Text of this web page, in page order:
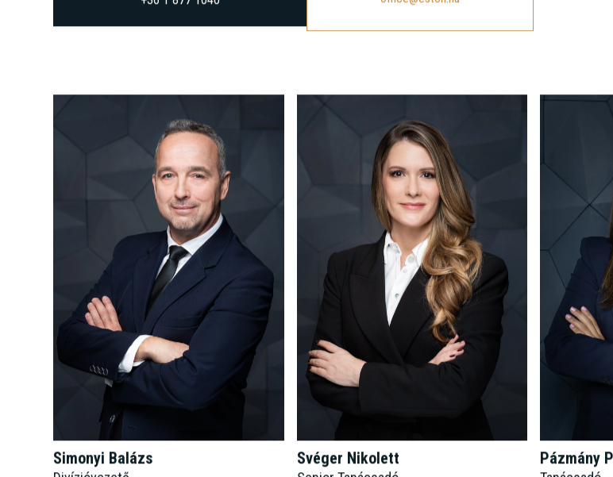
+36 1 877 1040
office@eston.hu